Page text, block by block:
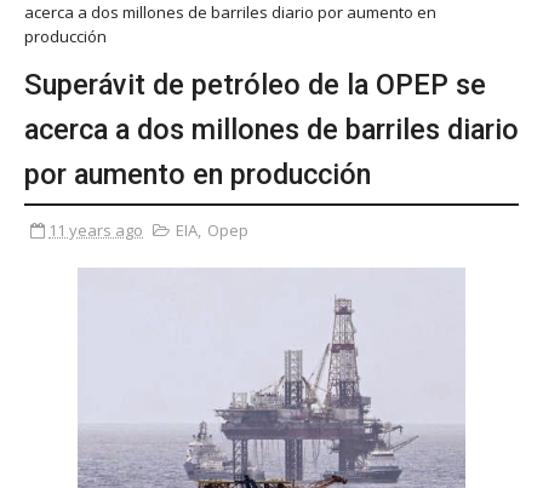
acerca a dos millones de barriles diario por aumento en
producción
Superávit de petróleo de la OPEP se
acerca a dos millones de barriles diario
por aumento en producción
11 years ago EIA, Opep